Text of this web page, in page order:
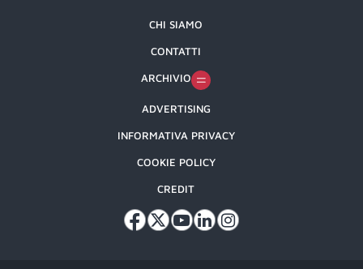
CHI SIAMO
CONTATTI
ARCHIVIO
ADVERTISING
INFORMATIVA PRIVACY
COOKIE POLICY
CREDIT